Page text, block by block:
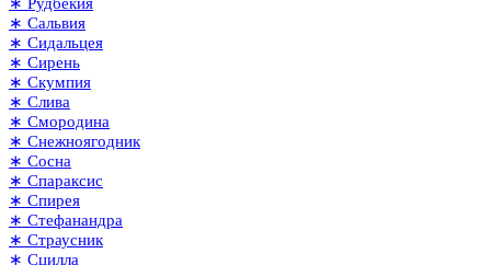
∗ Сальвия
∗ Сидальцея
∗ Сирень
∗ Скумпия
∗ Слива
∗ Смородина
∗ Снежноягодник
∗ Сосна
∗ Спараксис
∗ Спирея
∗ Стефанандра
∗ Страусник
∗ Сцилла